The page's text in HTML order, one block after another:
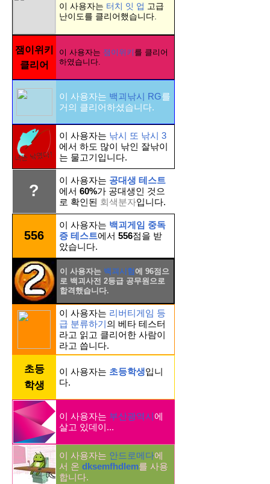
이 사용자는 터치 잇 업 고급
난이도를 클리어했습니다.
잼이위키
클리어
이 사용자는 잼이위키 를 클리어
하였습니다.
이 사용자는 백괴낚시 RG를
거의 클리어하셨습니다.
이 사용자는 낚시 또 낚시 3
에서 하도 많이 낚인 잘낚이
는 물고기입니다.
?
이 사용자는 공대생 테스트
에서 60%가 공대생인 것으
로 확인된 회색분자입니다.
556
이 사용자는 백괴게임 중독
증 테스트에서 556점을 받
았습니다.
이 사용자는 백괴시험 에 96점으
로 백괴사전 2등급 공무원으로
합격했습니다.
이 사용자는 리버티게임 등
급 분류하기 의 베타 테스터
라고 읽고 클리어한 사람이
라고 씁니다.
초등
학생
이 사용자는 초등학생입니
다.
이 사용자는 부산광역시 에
살고 있데이...
이 사용자는 안드로메다에
서 온 dksemfhdlem를 사용
합니다.